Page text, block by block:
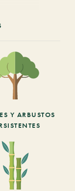
Y ARBUSTOS